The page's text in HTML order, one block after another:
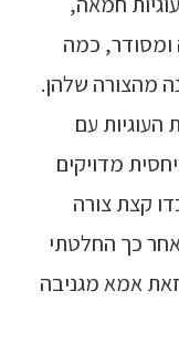
ומסודר, כמה
מהצורה שלהן.
עם
מדויקים
קצת צורה
כך החלטתי
אמא מגניבה